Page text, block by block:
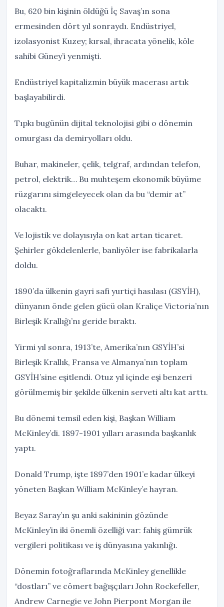
Bu, 620 bin kişinin öldüğü İç Savaş’ın sona
ermesinden dört yıl sonraydı. Endüstriyel,
izolasyonist Kuzey; kırsal, ihracata yönelik, köle
sahibi Güney’i yenmişti.
Endüstriyel kapitalizmin büyük macerası artık
başlayabilirdi.
Tıpkı bugünün dijital teknolojisi gibi o dönemin
omurgası da demiryolları oldu.
Buhar, makineler, çelik, telgraf, ardından telefon,
petrol, elektrik… Bu muhteşem ekonomik büyüme
rüzgarını simgeleyecek olan da bu “demir at”
olacaktı.
Ve lojistik ve dolayısıyla on kat artan ticaret.
Şehirler gökdelenlerle, banliyöler ise fabrikalarla
doldu.
1890’da ülkenin gayri safi yurtiçi hasılası (GSYİH),
dünyanın önde gelen gücü olan Kraliçe Victoria’nın
Birleşik Krallığı’nı geride bıraktı.
Yirmi yıl sonra, 1913’te, Amerika’nın GSYİH’si
Birleşik Krallık, Fransa ve Almanya’nın toplam
GSYİH’sine eşitlendi. Otuz yıl içinde eşi benzeri
görülmemiş bir şekilde ülkenin serveti altı kat arttı.
Bu dönemi temsil eden kişi, Başkan William
McKinley’di. 1897-1901 yılları arasında başkanlık
yaptı.
Donald Trump, işte 1897’den 1901’e kadar ülkeyi
yöneten Başkan William McKinley’e hayran.
Beyaz Saray’ın şu anki sakininin gözünde
McKinley’in iki önemli özelliği var: fahiş gümrük
vergileri politikası ve iş dünyasına yakınlığı.
Dönemin fotoğraflarında McKinley genellikle
“dostları” ve cömert bağışçıları John Rockefeller,
Andrew Carnegie ve John Pierpont Morgan ile